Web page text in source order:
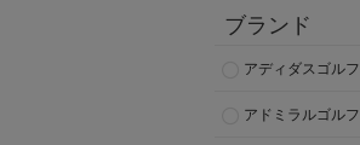
ブランド
アディダスゴルフ
アドミラルゴルフ